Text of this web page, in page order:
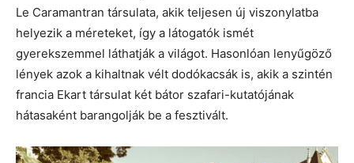
Le Caramantran társulata, akik teljesen új viszonylatba
helyezik a méreteket, így a látogatók ismét
gyerekszemmel láthatják a világot. Hasonlóan lenyűgöző
lények azok a kihaltnak vélt dodókacsák is, akik a szintén
francia Ekart társulat két bátor szafari-kutatójának
hátasaként barangolják be a fesztivált.